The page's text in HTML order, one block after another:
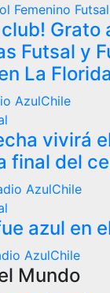
Femenino Futsal
club! Grato
Futsal y
La Florida
AzulChile
vivirá
final del
AzulChile
azul en
AzulChile
Mundo